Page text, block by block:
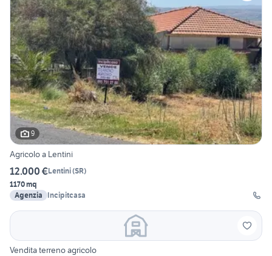
9
Agricolo a Lentini
12.000 €Lentini(SR)
1170 mq
Agenzia
Incipitcasa
Vendita terreno agricolo